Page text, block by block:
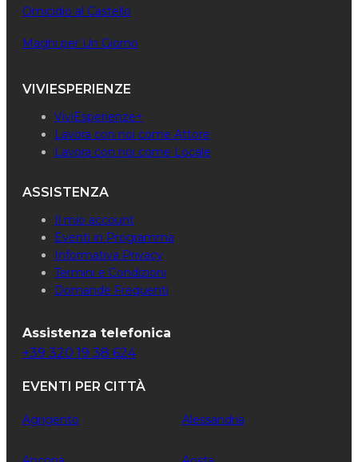
Omicidio al Castello
Maghi per Un Giorno
VIVIESPERIENZE
ViviEsperienze+
Lavora con noi come Attore
Lavora con noi come Locale
ASSISTENZA
Il mio account
Eventi in Programma
Informativa Privacy
Termini e Condizioni
Domande Frequenti
Assistenza telefonica
+39 320 19 38 624
EVENTI PER CITTÀ
Agrigento Alessandria